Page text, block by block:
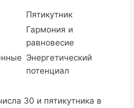
Пятикутник
Гармония и
равновесие
Энергетический
потенциал
30 и пятикутника в